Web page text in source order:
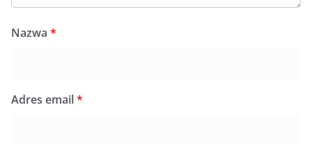
Nazwa *
Adres email*